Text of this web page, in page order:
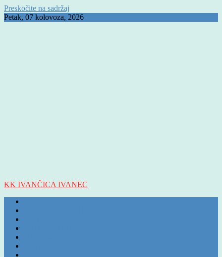
Preskočite na sadržaj
Petak, 07 kolovoza, 2026
KK IVANČICA IVANEC